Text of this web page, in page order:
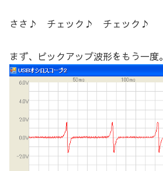
ささ♪ チェック♪ チェック♪
まず、ピックアップ波形をもう一度。